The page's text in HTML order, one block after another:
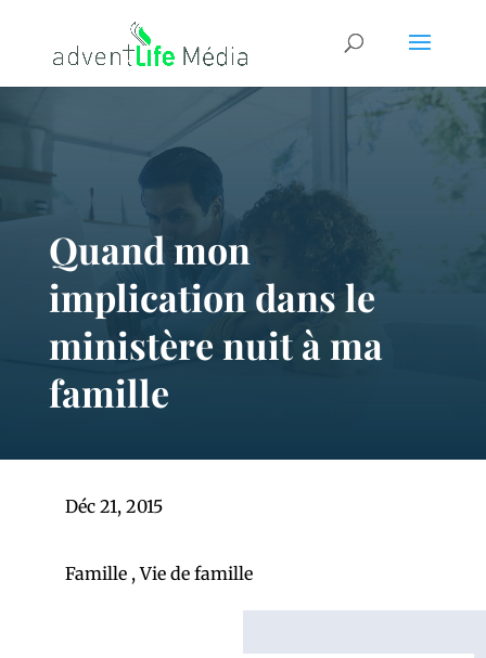
Quand mon
implication dans le
ministère nuit à ma
famille
Déc 21, 2015
Famille,Vie de famille